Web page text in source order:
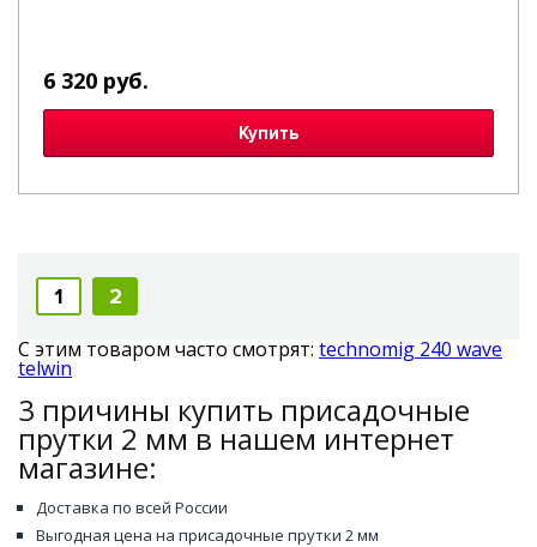
6 320 руб.
Купить
1
2
С этим товаром часто смотрят: technomig 240 wave
telwin
3 причины купить присадочные
прутки 2 мм в нашем интернет
магазине:
Доставка по всей России
Выгодная цена на присадочные прутки 2 мм